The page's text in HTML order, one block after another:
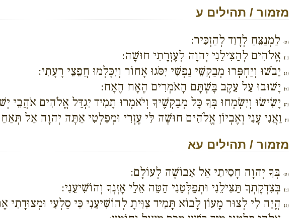
מזמור / תהילים ע
{א} לַמְנַצֵּחַ לְדָוִד לְהַזְכִּיר:
{ב} אֱלֹהִים לְהַצִּילֵנִי יְהוָה לְעֶזְרָתִי חוּשָׁה:
{ג} יֵבֹשׁוּ וְיַחְפְּרוּ מְבַקְשֵׁי נַפְשִׁי יִסֹּגוּ אָחוֹר וְיִכָּלְמוּ חֲפֵצֵי רָעָתִי:
{ד} יָשׁוּבוּ עַל עֵקֶב בָּשְׁתָּם הָאֹמְרִים הֶאָח הֶאָח:
{ה} יָשִׂישׂוּ וְיִשְׂמְחוּ בְּךָ כָּל מְבַקְשֶׁיךָ וְיֹאמְרוּ תָמִיד יִגְדַּל אֱלֹהִים אֹהֲבֵי
{ו} וַאֲנִי עָנִי וְאֶבְיוֹן אֱלֹהִים חוּשָׁה לִּי עֶזְרִי וּמְפַלְטִי אַתָּה יְהוָה אַל
מזמור / תהילים עא
{א} בְּךָ יְהוָה חָסִיתִי אַל אֵבוֹשָׁה לְעוֹלָם:
{ב} בְּצִדְקָתְךָ תַּצִּילֵנִי וּתְפַלְּטֵנִי הַטֵּה אֵלַי אָזְנְךָ וְהוֹשִׁיעֵנִי:
{ג} הֱיֵה לִי לְצוּר מָעוֹן לָבוֹא תָּמִיד צִוִּיתָ לְהוֹשִׁיעֵנִי כִּי סַלְעִי וּמְצוּדָתִי